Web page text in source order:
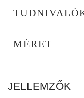
MÉRET
JELLEMZŐK